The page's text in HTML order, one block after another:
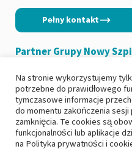
Pełny kontakt
Partner Grupy Nowy
Copyright 2026 |Polityka
Deklaracja dostępności
Na stronie wykorzystujemy
potrzebne do prawidłowego
tymczasowe informacje
do momentu zakończenia
zamknięcia. Te cookies są
funkcjonalności lub aplikacje
na Polityka prywatności i